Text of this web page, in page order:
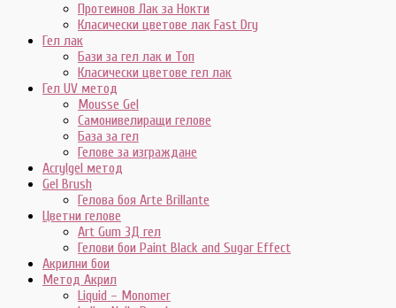
Протеинов Лак за Нокти
Класически цветове лак Fast Dry
Гел лак
Бази за гел лак и Топ
Класически цветове гел лак
Гел UV метод
Mousse Gel
Самонивелиращи гелове
База за гел
Гелове за изграждане
Acrylgel метод
Gel Brush
Гелова боя Arte Brillante
Цветни гелове
Art Gum 3Д гел
Гелови бои Paint Black and Sugar Effect
Акрилни бои
Метод Акрил
Liquid – Monomer